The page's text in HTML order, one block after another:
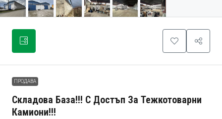
ПРОДАВА
Складова База!!! С Достъп За Тежкотоварни
Камиони!!!